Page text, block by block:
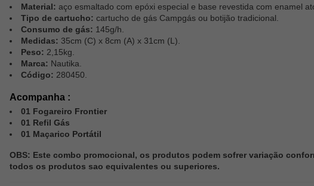
Material: aço esmaltado com epóxi especial e base revestida com enamel
Tipo de cartucho: cartucho de gás Campgás ou botijão tradicional.
Consumo de gás: 145g/h.
Medidas: 35cm (C) x 8cm (A) x 31cm (L).
Peso: 2,15kg.
Marca: Nautika.
Código: 280450.
Acompanha :
01 Fogareiro Frontier
01 Refil Gás
01 Maçarico Portátil
OBS: Este combo promocional, os produtos podem sofrer variação
todos os produtos sao equivalentes ou superiores.